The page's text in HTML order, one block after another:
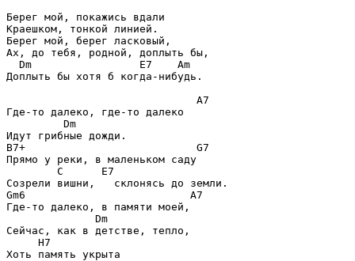
Берег мой, покажись вдали
Краешком, тонкой линией.
Берег мой, берег ласковый,
Ах, до тебя, родной, доплыть бы,
  Dm                 E7    Am
Доплыть бы хотя б когда-нибудь.
                              A7
Где-то далеко, где-то далеко
         Dm
Идут грибные дожди.
B7+                           G7
Прямо у реки, в маленьком саду
        C      E7
Созрели вишни,   склонясь до земли.
Gm6                          A7
Где-то далеко, в памяти моей,
              Dm
Сейчас, как в детстве, тепло,
     H7
Хоть память укрыта